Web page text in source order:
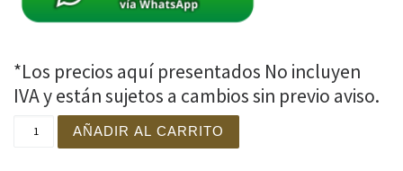
*Los precios aquí presentados No incluyen
IVA y están sujetos a cambios sin previo aviso.
VENDA ELASTICA DE ALTA COMPRESION Pza cantidad
AÑADIR AL CARRITO